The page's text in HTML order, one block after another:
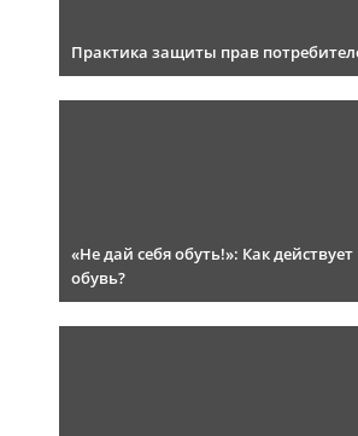
Практика защиты прав
«Не дай себя обуть!»: Как
обувь?